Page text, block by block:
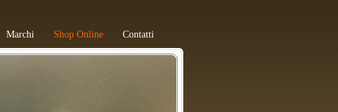
Marchi Shop Online Contatti